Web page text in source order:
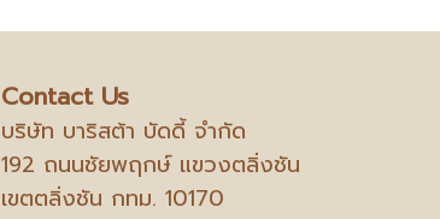
Contact Us
บริษัท บาริสต้า บัดดี้ จำกัด
192 ถนนชัยพฤกษ์ แขวงตลิ่งชัน
เขตตลิ่งชัน กทม. 10170